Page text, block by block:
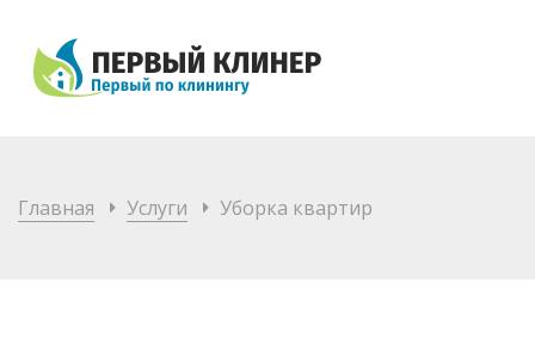
Главная Услуги Уборка квартир